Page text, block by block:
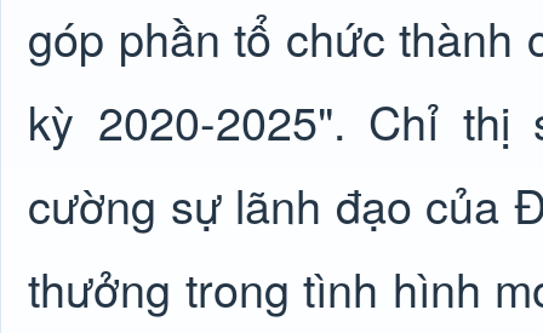
góp phần tổ chức thành
kỳ 2020-2025". Chỉ
cường sự lãnh đạo của
thưởng trong tình hình